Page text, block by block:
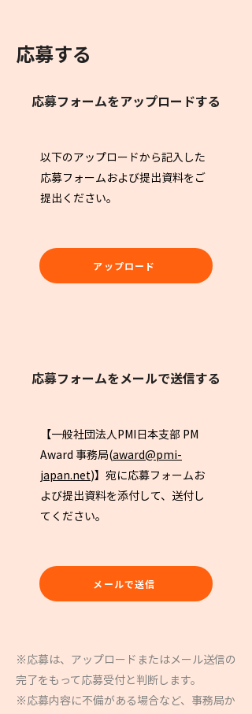
応募する
応募フォームをアップロードする
以下のアップロードから記入した
応募フォームおよび提出資料をご
提出ください。
アップロード
応募フォームをメールで送信する
【一般社団法人PMI日本支部 PM
Award 事務局(award@pmi-
japan.net)】宛に応募フォームお
よび提出資料を添付して、送付し
てください。
メールで送信
※応募は、アップロードまたはメール送信の
完了をもって応募受付と判断します。​
※応募内容に不備がある場合など、事務局か